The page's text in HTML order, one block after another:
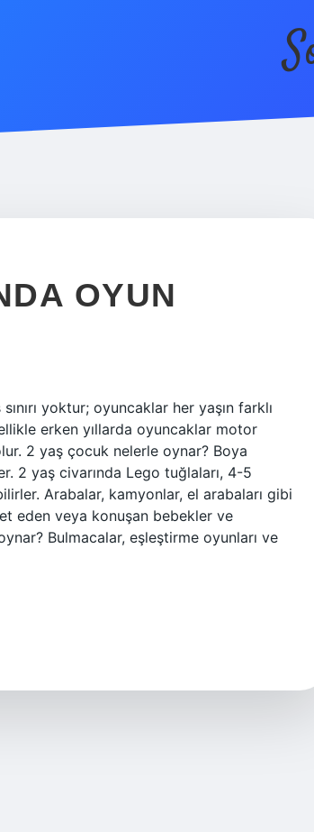
OYUN
yoktur; oyuncaklar her yaşın farklı
erken yıllarda oyuncaklar motor
2 yaş çocuk nelerle oynar? Boya
2 yaş civarında Lego tuğlaları, 4-5
Arabalar, kamyonlar, el arabaları gibi
eden veya konuşan bebekler ve
Bulmacalar, eşleştirme oyunları ve